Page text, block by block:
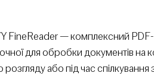
FineReader — комплексний
для обробки документів
розгляду або під час